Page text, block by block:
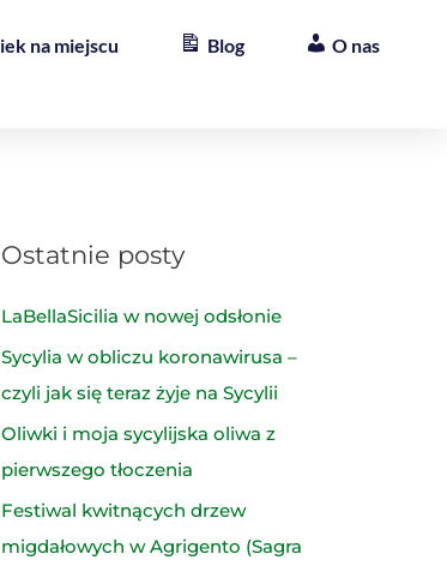
na miejscu Blog O nas
Ostatnie posty
LaBellaSicilia w nowej odsłonie
Sycylia w obliczu koronawirusa –
czyli jak się teraz żyje na Sycylii
Oliwki i moja sycylijska oliwa z
pierwszego tłoczenia
Festiwal kwitnących drzew
migdałowych w Agrigento (Sagra